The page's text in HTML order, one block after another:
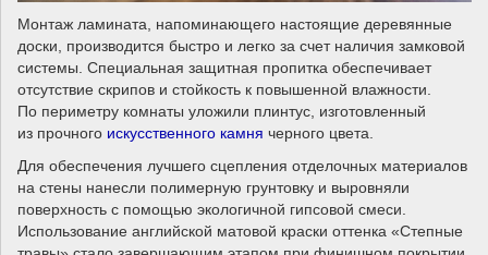
Монтаж ламината, напоминающего настоящие деревянные
доски, производится быстро и легко за счет наличия замковой
системы. Специальная защитная пропитка обеспечивает
отсутствие скрипов и стойкость к повышенной влажности.
По периметру комнаты уложили плинтус, изготовленный
из прочного искусственного камня черного цвета.
Для обеспечения лучшего сцепления отделочных материалов
на стены нанесли полимерную грунтовку и выровняли
поверхность с помощью экологичной гипсовой смеси.
Использование английской матовой краски оттенка «Степные